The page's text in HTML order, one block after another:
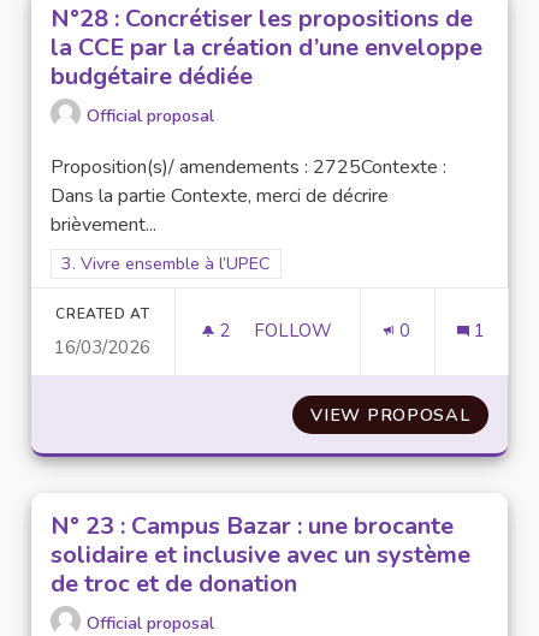
N°28 : Concrétiser les propositions de
la CCE par la création d’une enveloppe
budgétaire dédiée
Official proposal
Proposition(s)/ amendements : 2725Contexte :
Dans la partie Contexte, merci de décrire
brièvement...
Filter results for scope: 3. Vivre ensemble à l’UPEC
3. Vivre ensemble à l’UPEC
CREATED AT
16/03/2026
2 2 FOLLOWERS
FOLLOW 0 1
VIEW PROPOSALN°28 :
N° 23 : Campus Bazar : une brocante
solidaire et inclusive avec un système
de troc et de donation
Official proposal